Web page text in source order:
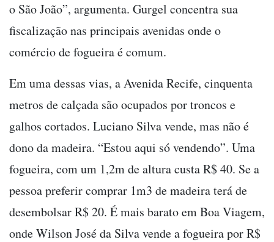
o São João”, argumenta. Gurgel concentra sua
fiscalização nas principais avenidas onde o
comércio de fogueira é comum.
Em uma dessas vias, a Avenida Recife, cinquenta
metros de calçada são ocupados por troncos e
galhos cortados. Luciano Silva vende, mas não é
dono da madeira. “Estou aqui só vendendo”. Uma
fogueira, com um 1,2m de altura custa R$ 40. Se a
pessoa preferir comprar 1m3 de madeira terá de
desembolsar R$ 20. É mais barato em Boa Viagem,
onde Wilson José da Silva vende a fogueira por R$